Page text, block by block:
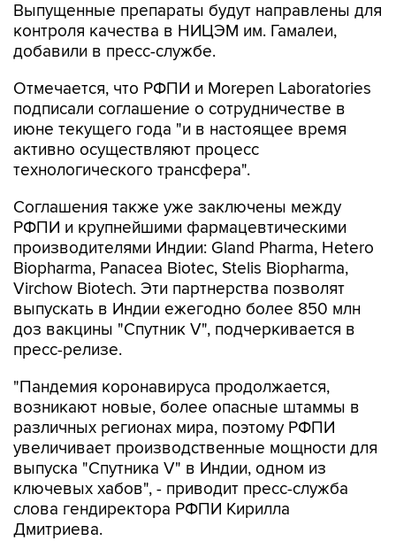
Выпущенные препараты будут направлены для
контроля качества в НИЦЭМ им. Гамалеи,
добавили в пресс-службе.
Отмечается, что РФПИ и Morepen Laboratories
подписали соглашение о сотрудничестве в
июне текущего года "и в настоящее время
активно осуществляют процесс
технологического трансфера".
Соглашения также уже заключены между
РФПИ и крупнейшими фармацевтическими
производителями Индии: Gland Pharma, Hetero
Biopharma, Panacea Biotec, Stelis Biopharma,
Virchow Biotech. Эти партнерства позволят
выпускать в Индии ежегодно более 850 млн
доз вакцины "Спутник V", подчеркивается в
пресс-релизе.
"Пандемия коронавируса продолжается,
возникают новые, более опасные штаммы в
различных регионах мира, поэтому РФПИ
увеличивает производственные мощности для
выпуска "Спутника V" в Индии, одном из
ключевых хабов", - приводит пресс-служба
слова гендиректора РФПИ Кирилла
Дмитриева.